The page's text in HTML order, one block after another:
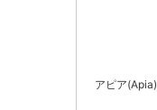
アピア(Apia)